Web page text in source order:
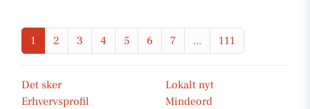
1 2 3 4 5 6 7 ... 111
Det sker
Lokalt nyt
Erhvervsprofil
Mindeord